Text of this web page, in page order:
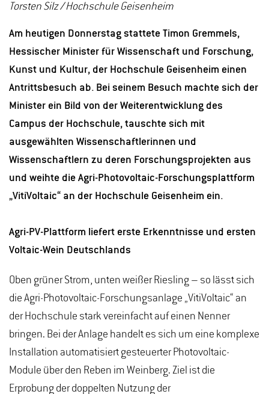
Torsten Silz / Hochschule Geisenheim
Am heutigen Donnerstag stattete Timon Gremmels,
Hessischer Minister für Wissenschaft und Forschung,
Kunst und Kultur, der Hochschule Geisenheim einen
Antrittsbesuch ab. Bei seinem Besuch machte sich der
Minister ein Bild von der Weiterentwicklung des
Campus der Hochschule, tauschte sich mit
ausgewählten Wissenschaftlerinnen und
Wissenschaftlern zu deren Forschungsprojekten aus
und weihte die Agri-Photovoltaic-Forschungsplattform
„VitiVoltaic“ an der Hochschule Geisenheim ein.
Agri-PV-Plattform liefert erste Erkenntnisse und ersten
Voltaic-Wein Deutschlands
Oben grüner Strom, unten weißer Riesling – so lässt sich
die Agri-Photovoltaic-Forschungsanlage „VitiVoltaic“ an
der Hochschule stark vereinfacht auf einen Nenner
bringen. Bei der Anlage handelt es sich um eine komplexe
Installation automatisiert gesteuerter Photovoltaic-
Module über den Reben im Weinberg. Ziel ist die
Erprobung der doppelten Nutzung der